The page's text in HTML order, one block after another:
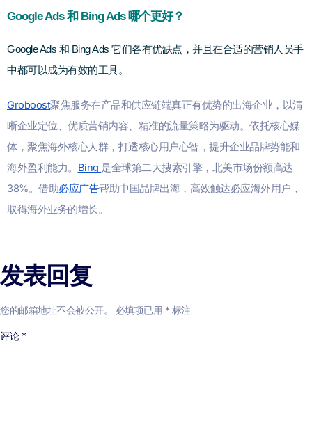
Google Ads 和 Bing Ads 哪个更好？
Google Ads 和 Bing Ads 它们各有优缺点，并且在合适的营销人员手
中都可以成为有效的工具。
Groboost聚焦服务在产品和供应链端真正有优势的出海企业，以清
晰企业定位、优质营销内容、精准的流量策略为驱动。依托核心媒
体，聚焦海外核心人群，打透核心用户心智，提升企业品牌势能和
海外盈利能力。 Bing 是全球第二大搜索引擎，北美市场份额高达
38%。借助必应广告帮助中国品牌出海，高效触达必应海外用户，
取得海外业务的增长。
发表回复
您的邮箱地址不会被公开。 必填项已用 * 标注
评论 *